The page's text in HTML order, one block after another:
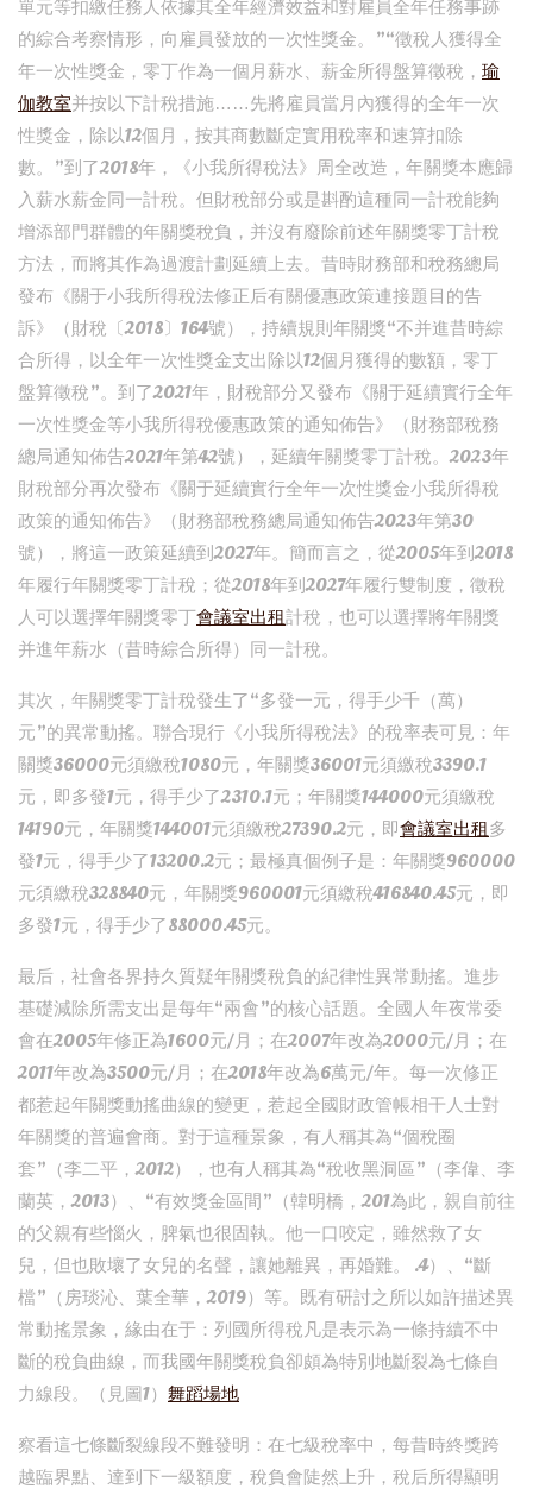
單元等扣繳任務人依據其全年經濟效益和對雇員全年任務事跡
的綜合考察情形，向雇員發放的一次性獎金。”“徵稅人獲得全
年一次性獎金，零丁作為一個月薪水、薪金所得盤算徵稅， 瑜
伽教室并按以下計稅措施……先將雇員當月內獲得的全年一次
性獎金，除以12個月，按其商數斷定實用稅率和速算扣除
數。”到了2018年，《小我所得稅法》周全改造，年關獎本應歸
入薪水薪金同一計稅。但財稅部分或是斟酌這種同一計稅能夠
增添部門群體的年關獎稅負，并沒有廢除前述年關獎零丁計稅
方法，而將其作為過渡計劃延續上去。昔時財務部和稅務總局
發布《關于小我所得稅法修正后有關優惠政策連接題目的告
訴》（財稅〔2018〕164號），持續規則年關獎“不并進昔時綜
合所得，以全年一次性獎金支出除以12個月獲得的數額，零丁
盤算徵稅”。到了2021年，財稅部分又發布《關于延續實行全年
一次性獎金等小我所得稅優惠政策的通知佈告》（財務部稅務
總局通知佈告2021年第42號），延續年關獎零丁計稅。2023年
財稅部分再次發布《關于延續實行全年一次性獎金小我所得稅
政策的通知佈告》（財務部稅務總局通知佈告2023年第30
號），將這一政策延續到2027年。簡而言之，從2005年到2018
年履行年關獎零丁計稅；從2018年到2027年履行雙制度，徵稅
人可以選擇年關獎零丁會議室出租計稅，也可以選擇將年關獎
并進年薪水（昔時綜合所得）同一計稅。
其次，年關獎零丁計稅發生了“多發一元，得手少千（萬）
元”的異常動搖。聯合現行《小我所得稅法》的稅率表可見：年
關獎36000元須繳稅1080元，年關獎36001元須繳稅3390.1
元，即多發1元，得手少了2310.1元；年關獎144000元須繳稅
14190元，年關獎144001元須繳稅27390.2元，即會議室出租多
發1元，得手少了13200.2元；最極真個例子是：年關獎960000
元須繳稅328840元，年關獎960001元須繳稅416840.45元，即
多發1元，得手少了88000.45元。
最后，社會各界持久質疑年關獎稅負的紀律性異常動搖。進步
基礎減除所需支出是每年“兩會”的核心話題。全國人年夜常委
會在2005年修正為1600元/月；在2007年改為2000元/月；在
2011年改為3500元/月；在2018年改為6萬元/年。每一次修正
都惹起年關獎動搖曲線的變更，惹起全國財政管帳相干人士對
年關獎的普遍會商。對于這種景象，有人稱其為“個稅圈
套”（李二平，2012），也有人稱其為“稅收黑洞區”（李偉、李
蘭英，2013）、“有效獎金區間”（韓明橋，201為此，親自前往
的父親有些惱火，脾氣也很固執。他一口咬定，雖然救了女
兒，但也敗壞了女兒的名聲，讓她離異，再婚難。 .4）、“斷
檔”（房琰沁、葉全華，2019）等。既有研討之所以如許描述異
常動搖景象，緣由在于：列國所得稅凡是表示為一條持續不中
斷的稅負曲線，而我國年關獎稅負卻頗為特別地斷裂為七條自
力線段。（見圖1） 舞蹈場地
察看這七條斷裂線段不難發明：在七級稅率中，每昔時終獎跨
越臨界點、達到下一級額度，稅負會陡然上升，稅后所得顯明